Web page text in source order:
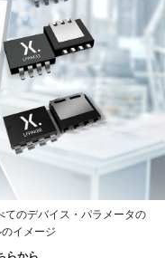
のデバイス・パラメータの
イメージ